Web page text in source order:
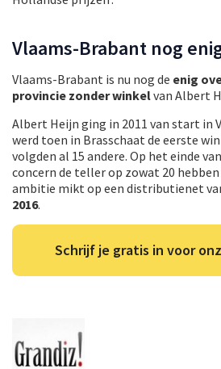
Vlaams-Brabant nog
Vlaams-Brabant is nu nog de enig
provincie zonder winkelvan Albert
Albert Heijn ging in 2011 van start in
werd toen in Brasschaat de eerste
volgden al 15 andere. Op het einde
concern de teller op zowat 20 hebben
ambitie mikt op een distributienet
2016.
Schrijf je gratis in voor